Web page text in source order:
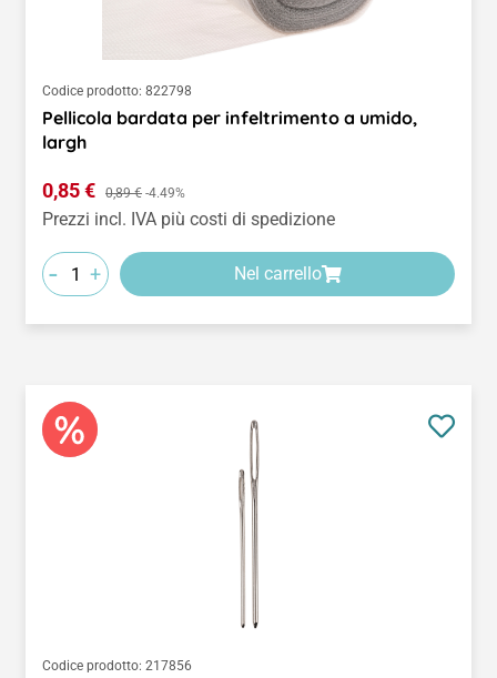
Codice prodotto: 822798
Pellicola bardata per infeltrimento a umido,
largh
Prezzo di vendita:
0,85 € Prezzo normale:
0,89 € -4.49%
Prezzi incl. IVA più costi di spedizione
- + Nel carrello
Codice prodotto: 217856